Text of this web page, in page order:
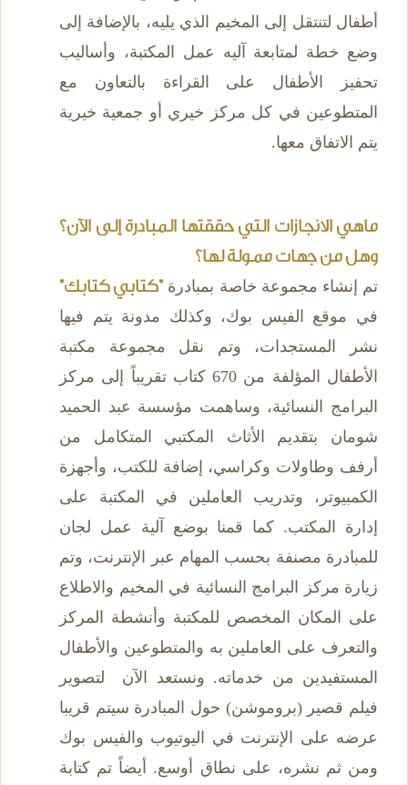
أطفال لتنتقل إلى المخيم الذي يليه، بالإضافة إلى
وضع خطة لمتابعة آليه عمل المكتبة، وأساليب
تحفيز الأطفال على القراءة بالتعاون مع
المتطوعين في كل مركز خيري أو جمعية خيرية
يتم الاتفاق معها.
ماهي الانجازات التي حققتها المبادرة إلى الآن؟
وهل من جهات ممولة لها؟
تم إنشاء مجموعة خاصة بمبادرة "كتابي كتابك"
في موقع الفيس بوك، وكذلك مدونة يتم فيها
نشر المستجدات، وتم نقل مجموعة مكتبة
الأطفال المؤلفة من 670 كتاب تقريباً إلى مركز
البرامج النسائية، وساهمت مؤسسة عبد الحميد
شومان بتقديم الأثاث المكتبي المتكامل من
أرفف وطاولات وكراسي، إضافة للكتب، وأجهزة
الكمبيوتر، وتدريب العاملين في المكتبة على
إدارة المكتب. كما قمنا بوضع آلية عمل لجان
للمبادرة مصنفة بحسب المهام عبر الإنترنت، وتم
زيارة مركز البرامج النسائية في المخيم والاطلاع
على المكان المخصص للمكتبة وأنشطة المركز
والتعرف على العاملين به والمتطوعين والأطفال
المستفيدين من خدماته. ونستعد الآن لتصوير
فيلم قصير (بروموشن) حول المبادرة سيتم قريبا
عرضه على الإنترنت في اليوتيوب والفيس بوك
ومن ثم نشره، على نطاق أوسع. أيضاً تم كتابة